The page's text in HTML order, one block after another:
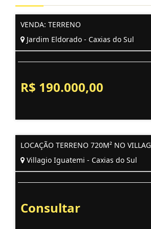
VENDA: TERRENO
Jardim Eldorado - Caxias do Sul
R$ 190.000,00
LOCAÇÃO TERRENO 720M² NO
Villagio Iguatemi - Caxias do Sul
Consultar